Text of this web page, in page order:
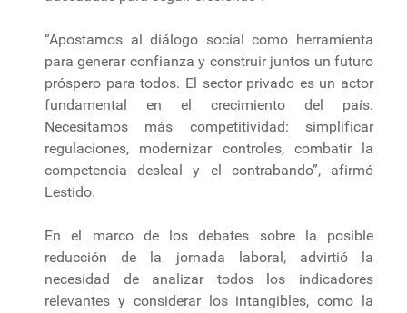
“Apostamos al diálogo social como herramienta
para generar confianza y construir juntos un futuro
próspero para todos. El sector privado es un actor
fundamental en el crecimiento del país.
Necesitamos más competitividad: simplificar
regulaciones, modernizar controles, combatir la
competencia desleal y el contrabando”, afirmó
Lestido.
En el marco de los debates sobre la posible
reducción de la jornada laboral, advirtió la
necesidad de analizar todos los indicadores
relevantes y considerar los intangibles, como la